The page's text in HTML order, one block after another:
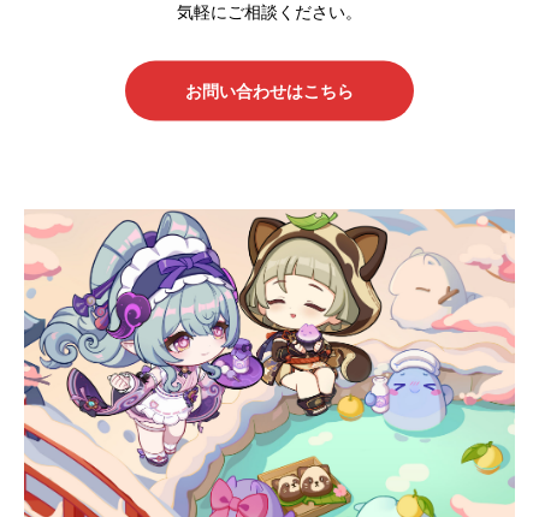
気軽にご相談ください。
お問い合わせはこちら